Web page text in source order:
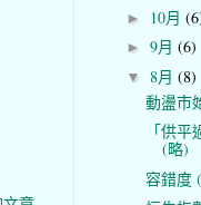
► 10月
► 9月 (6)
▼ 8月 (8)
動盪市
「供
(略)
容錯度